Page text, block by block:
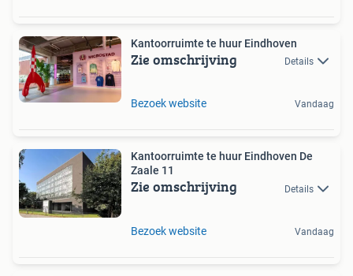
Kantoorruimte te huur Eindhoven
Zie omschrijving Details
Bezoek website Vandaag
Kantoorruimte te huur Eindhoven De
Zaale 11
Zie omschrijving Details
Bezoek website Vandaag